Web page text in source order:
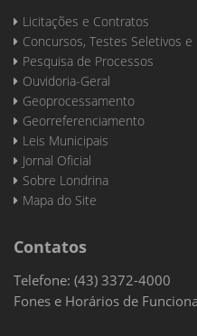
Licitações e Contratos
Concursos, Testes Seletivos e
Pesquisa de Processos
Ouvidoria-Geral
Geoprocessamento
Georreferenciamento
Leis Municipais
Jornal Oficial
Sobre Londrina
Mapa do Site
Contatos
Telefone: (43) 3372-4000
Fones e Horários de